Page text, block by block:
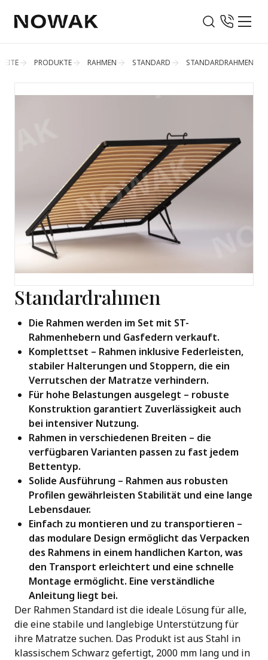
PRODUKTE RAHMEN STANDARD STANDARDRAHMEN
Standardrahmen
Die Rahmen werden im Set mit ST-
Rahmenhebern und Gasfedern verkauft.
Komplettset – Rahmen inklusive Federleisten,
stabiler Halterungen und Stoppern, die ein
Verrutschen der Matratze verhindern.
Für hohe Belastungen ausgelegt – robuste
Konstruktion garantiert Zuverlässigkeit auch
bei intensiver Nutzung.
Rahmen in verschiedenen Breiten – die
verfügbaren Varianten passen zu fast jedem
Bettentyp.
Solide Ausführung – Rahmen aus robusten
Profilen gewährleisten Stabilität und eine lange
Lebensdauer.
Einfach zu montieren und zu transportieren –
das modulare Design ermöglicht das Verpacken
des Rahmens in einem handlichen Karton, was
den Transport erleichtert und eine schnelle
Montage ermöglicht. Eine verständliche
Anleitung liegt bei.
Der Rahmen Standard ist die ideale Lösung für alle,
die eine stabile und langlebige Unterstützung für
ihre Matratze suchen. Das Produkt ist aus Stahl in
klassischem Schwarz gefertigt, 2000 mm lang und in